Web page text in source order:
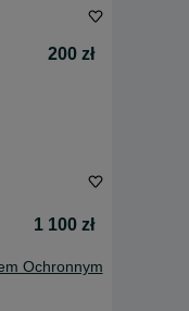
200 zł
1 100 zł
Ochronnym